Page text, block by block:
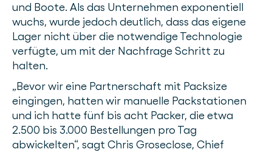
und Boote. Als das Unternehmen exponentiell
wuchs, wurde jedoch deutlich, dass das eigene
Lager nicht über die notwendige Technologie
verfügte, um mit der Nachfrage Schritt zu
halten.
„Bevor wir eine Partnerschaft mit Packsize
eingingen, hatten wir manuelle Packstationen
und ich hatte fünf bis acht Packer, die etwa
2.500 bis 3.000 Bestellungen pro Tag
abwickelten“, sagt Chris Groseclose, Chief